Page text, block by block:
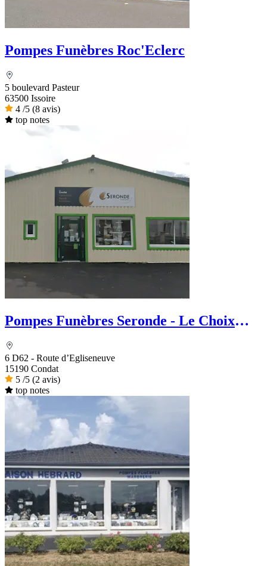
Pompes Funèbres Roc'Eclerc
5 boulevard Pasteur
63500 Issoire
4 /5 (8 avis)
top notes
Pompes Funèbres Seronde - Le Choix
6 D62 - Route d’Egliseneuve
15190 Condat
5 /5 (2 avis)
top notes